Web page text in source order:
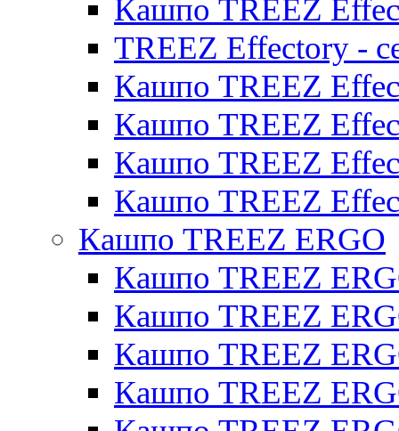
Кашпо TREEZ
TREEZ Effectory -
Кашпо TREEZ
Кашпо TREEZ
Кашпо TREEZ
Кашпо TREEZ
Кашпо TREEZ ERGO
Кашпо TREEZ
Кашпо TREEZ
Кашпо TREEZ
Кашпо TREEZ